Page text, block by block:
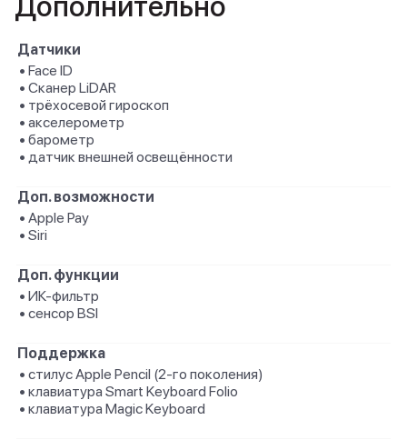
Датчики
• Face ID
• Сканер LiDAR
• трёхосевой гироскоп
• акселерометр
• барометр
• датчик внешней освещённости
Доп. возможности
• Apple Pay
• Siri
Доп. функции
• ИК-фильтр
• сенсор BSI
Поддержка
• стилус Apple Pencil (2‑го поколения)
• клавиатура Smart Keyboard Folio
• клавиатура Magic Keyboard